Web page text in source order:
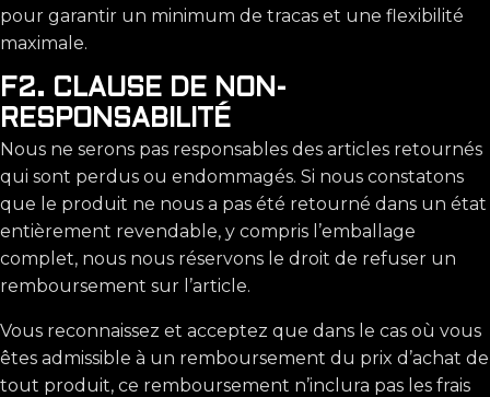
pour garantir un minimum de tracas et une flexibilité
maximale.
F2. CLAUSE DE NON-
RESPONSABILITÉ
Nous ne serons pas responsables des articles retournés
qui sont perdus ou endommagés. Si nous constatons
que le produit ne nous a pas été retourné dans un état
entièrement revendable, y compris l’emballage
complet, nous nous réservons le droit de refuser un
remboursement sur l’article.
Vous reconnaissez et acceptez que dans le cas où vous
êtes admissible à un remboursement du prix d’achat de
tout produit, ce remboursement n’inclura pas les frais